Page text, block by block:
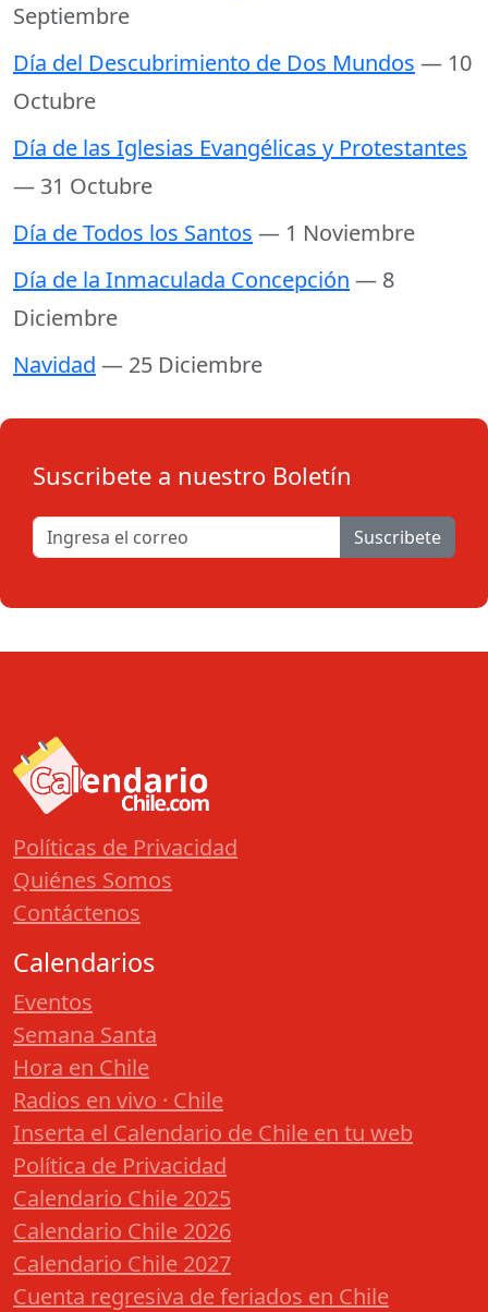
Septiembre
Día del Descubrimiento de Dos Mundos — 10
Octubre
Día de las Iglesias Evangélicas y Protestantes
— 31 Octubre
Día de Todos los Santos — 1 Noviembre
Día de la Inmaculada Concepción — 8
Diciembre
Navidad — 25 Diciembre
Suscribete a nuestro Boletín
Suscribete
Políticas de Privacidad
Quiénes Somos
Contáctenos
Calendarios
Eventos
Semana Santa
Hora en Chile
Radios en vivo · Chile
Inserta el Calendario de Chile en tu web
Política de Privacidad
Calendario Chile 2025
Calendario Chile 2026
Calendario Chile 2027
Cuenta regresiva de feriados en Chile